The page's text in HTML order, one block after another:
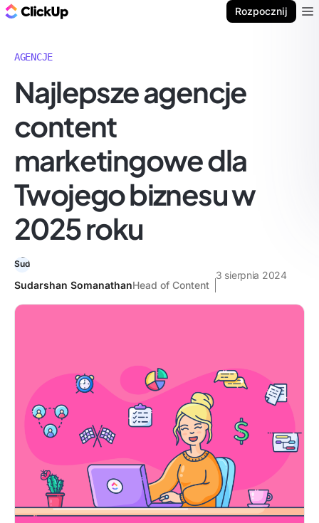
Rozpocznij
AGENCJE
Najlepsze agencje
content
marketingowe dla
Twojego biznesu w
2025 roku
Sudarshan SomanathanHead of Content
3 sierpnia 2024